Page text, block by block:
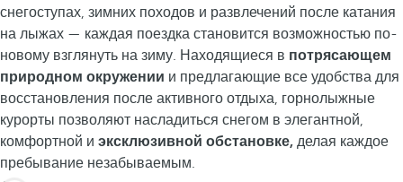
снегоступах, зимних походов и развлечений после катания
на лыжах — каждая поездка становится возможностью по-
новому взглянуть на зиму. Находящиеся в потрясающем
природном окружении и предлагающие все удобства для
восстановления после активного отдыха, горнолыжные
курорты позволяют насладиться снегом в элегантной,
комфортной и эксклюзивной обстановке, делая каждое
пребывание незабываемым.